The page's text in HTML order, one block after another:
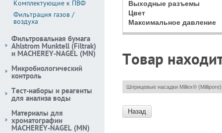
Выходные разъемы
Цвет
Максимальное давление
Товар
Шприцевые насадки Millex® (Millipore)
Назад
Комплектующие к ПВФ
Фильтрация газов /
воздуха
Фильтровальная бумага
Ahlstrom Munktell (Filtrak)
и MACHEREY-NAGEL (MN)
Микробиологический
контроль
Тест-наборы и реагенты
для анализа воды
Материалы для
хроматографии
MACHEREY-NAGEL (MN)